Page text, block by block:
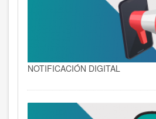
NOTIFICACIÓN DIGITAL